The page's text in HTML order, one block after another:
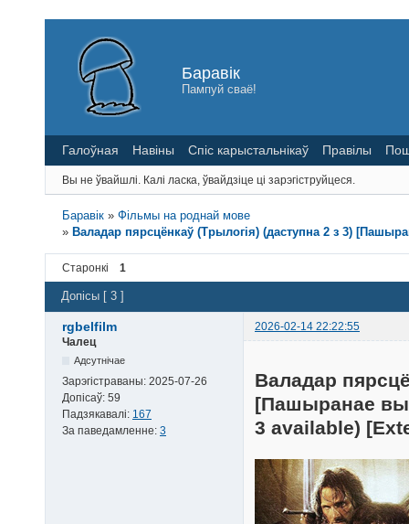
Баравік
Пампуй сваё!
Галоўная Навіны Спіс карыстальнікаў Правілы
Вы не ўвайшлі. Калі ласка, ўвайдзіце ці зарэгіструйцеся.
Баравік »Фільмы на роднай мове
» Валадар пярсцёнкаў (Трылогія) (даступна 2 з 3)
Старонкі 1
Допісы [ 3 ]
rgbelfilm
2026-02-14 22:22:55
Чалец
Адсутнічае
Зарэгістраваны: 2025-07-26
Допісаў: 59
Падзякавалі: 167
За паведамленне: 3
Валадар
[Пашыранае
3 available)